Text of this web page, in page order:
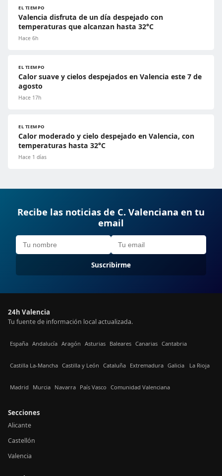
EL TIEMPO
Valencia disfruta de un día despejado con
temperaturas que alcanzan hasta 32°C
Hace 6h
EL TIEMPO
Calor suave y cielos despejados en Valencia este 7 de
agosto
Hace 17h
EL TIEMPO
Calor moderado y cielo despejado en Valencia, con
temperaturas hasta 32°C
Hace 1 días
Recibe las noticias de C. Valenciana en tu
email
Suscribirme
24h Valencia
Tu fuente de información local actualizada.
España Andalucía Aragón Asturias Baleares Canarias Cantabria
Castilla La-Mancha Castilla y León Cataluña Extremadura Galicia La Rioja
Madrid Murcia Navarra País Vasco Comunidad Valenciana
Secciones
Alicante
Castellón
Valencia